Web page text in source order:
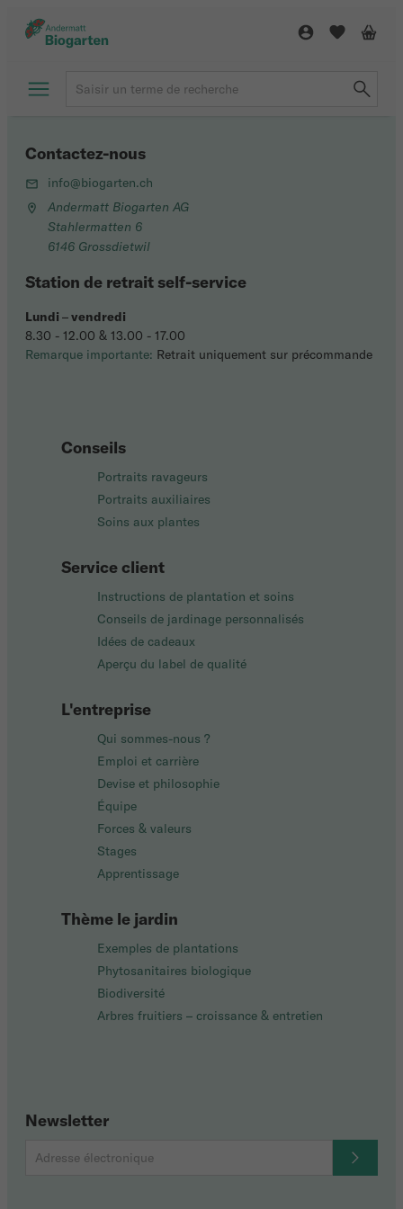
Conseils
Portraits ravageurs
Portraits auxiliaires
Soins aux plantes
Service client
Instructions de plantation et soins
Conseils de jardinage personnalisés
Idées de cadeaux
Aperçu du label de qualité
L'entreprise
Qui sommes-nous ?
Emploi et carrière
Devise et philosophie
Équipe
Forces & valeurs
Stages
Apprentissage
Thème le jardin
Exemples de plantations
Phytosanitaires biologique
Biodiversité
Arbres fruitiers – croissance & entretien
Newsletter
Contactez-nous
info@biogarten.ch
Andermatt Biogarten AG
Stahlermatten 6
6146 Grossdietwil
Station de retrait self-service
Lundi –vendredi
8.30 - 12.00 & 13.00 - 17.00
Remarque importante: Retrait uniquement sur précommande